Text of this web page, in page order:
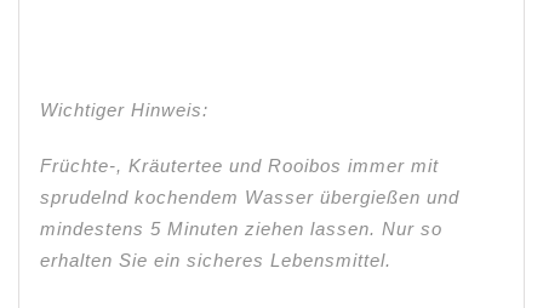
Wichtiger Hinweis:
Früchte-, Kräutertee und Rooibos immer mit
sprudelnd kochendem Wasser übergießen und
mindestens 5 Minuten ziehen lassen. Nur so
erhalten Sie ein sicheres Lebensmittel.